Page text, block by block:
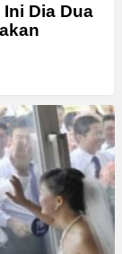
Dia Dua